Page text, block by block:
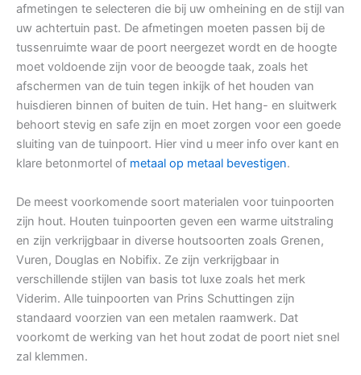
afmetingen te selecteren die bij uw omheining en de stijl van
uw achtertuin past. De afmetingen moeten passen bij de
tussenruimte waar de poort neergezet wordt en de hoogte
moet voldoende zijn voor de beoogde taak, zoals het
afschermen van de tuin tegen inkijk of het houden van
huisdieren binnen of buiten de tuin. Het hang- en sluitwerk
behoort stevig en safe zijn en moet zorgen voor een goede
sluiting van de tuinpoort. Hier vind u meer info over kant en
klare betonmortel of metaal op metaal bevestigen.
De meest voorkomende soort materialen voor tuinpoorten
zijn hout. Houten tuinpoorten geven een warme uitstraling
en zijn verkrijgbaar in diverse houtsoorten zoals Grenen,
Vuren, Douglas en Nobifix. Ze zijn verkrijgbaar in
verschillende stijlen van basis tot luxe zoals het merk
Viderim. Alle tuinpoorten van Prins Schuttingen zijn
standaard voorzien van een metalen raamwerk. Dat
voorkomt de werking van het hout zodat de poort niet snel
zal klemmen.